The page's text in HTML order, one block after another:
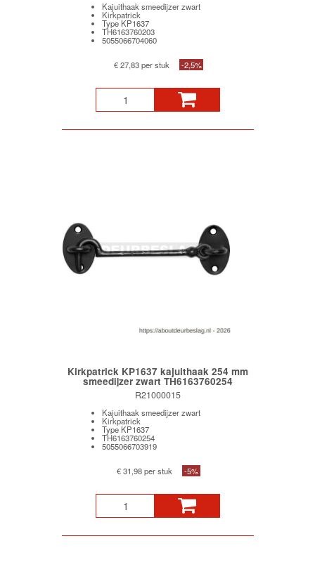
Kajuithaak smeedijzer zwart
Kirkpatrick
Type KP1637
TH6163760203
5055066704060
€ 27,83 per stuk -2,5%
Kirkpatrick KP1637 kajuithaak 254 mm
smeedijzer zwart TH6163760254
R21000015
Kajuithaak smeedijzer zwart
Kirkpatrick
Type KP1637
TH6163760254
5055066703919
€ 31,98 per stuk -5%